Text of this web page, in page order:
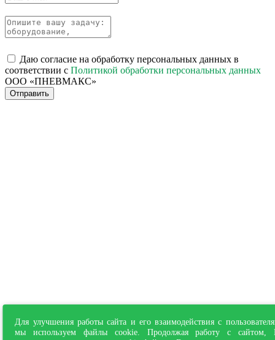
Для улучшения работы сайта и его взаимодействия с
мы используем файлы cookie. Продолжая работу с сайтом,
Даю согласие на обработку персональных данных в
соответствии с Политикой обработки персональных данных
ООО «ПНЕВМАКС»
Отправить